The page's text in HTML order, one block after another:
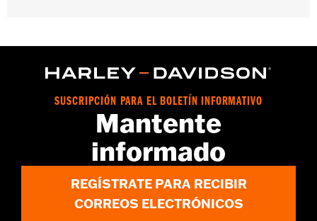
GARANTÍA:1 año de garantía limitada – Consultawww.h-
SUSCRIPCIÓN PARA EL BOLETÍN INFORMATIVO
Mantente
informado
REGÍSTRATE PARA RECIBIR
CORREOS ELECTRÓNICOS